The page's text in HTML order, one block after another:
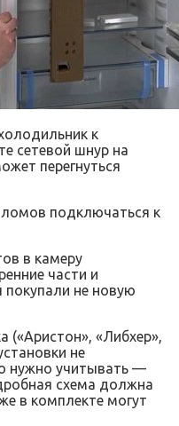
к
сетевой шнур на
перегнуться
подключаться к
в камеру
части и
покупали не новую
(«Аристон», «Либхер»,
не
нужно учитывать —
схема должна
в комплекте могут